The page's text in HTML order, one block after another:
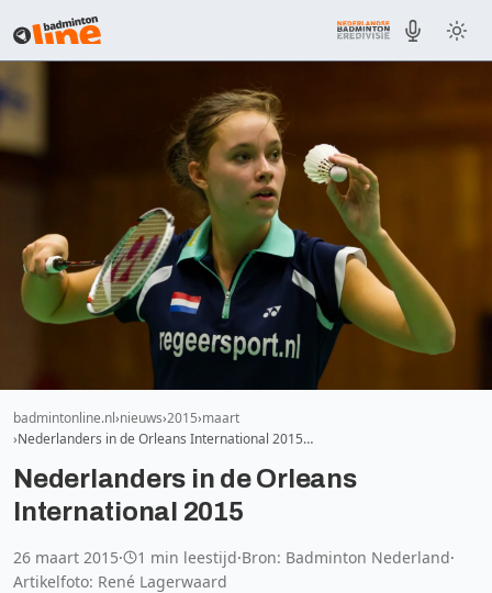
badmintonline.nl nieuws 2015 maart
Nederlanders in de Orleans International 2015…
Nederlanders in de Orleans
International 2015
26 maart 2015· 1 min leestijd·Bron: Badminton Nederland·
Artikelfoto: René Lagerwaard